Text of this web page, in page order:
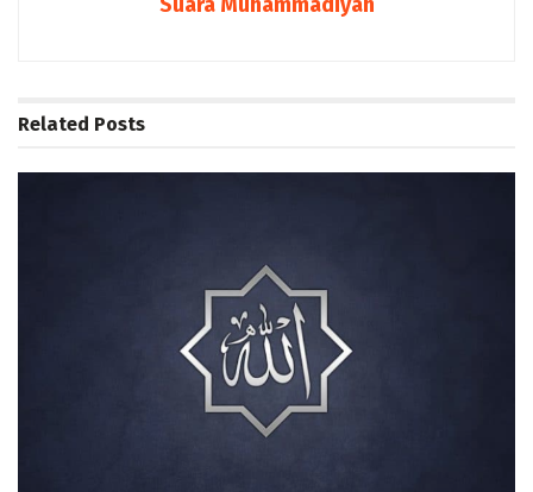
Related Posts